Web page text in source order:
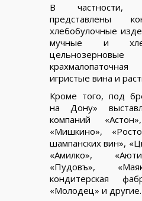
В частности,
представлены
хлебобулочные
мучные и
игристые вина и
Кроме того, под
на Дону»
компаний
«Мишкино»,
шампанских вин»,
«Амилко»,
«Пудовъ»,
кондитерская
«Молодец» и другие.